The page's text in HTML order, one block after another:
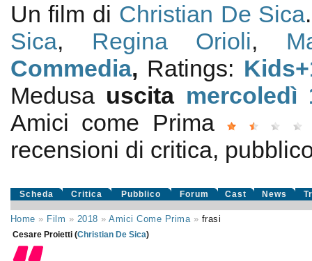
Un film di Christian De Sica
Sica, Regina Orioli,
Commedia, Ratings:
Medusa uscita mercoledì
Amici come Prima
recensioni di critica,
Scheda Critica Pubblico Forum Cast News
Home » Film » 2018 »Amici Come Prima» frasi
Cesare Proietti (Christian De Sica)